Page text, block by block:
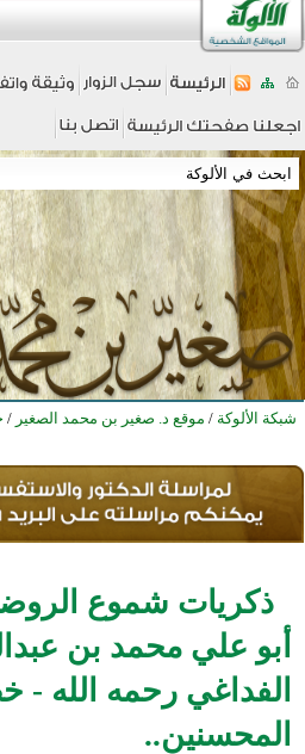
شبكة الألوكة / موقع د. صغير بن محمد الصغير /
أبو علي محمد بن
الفداغي رحمه الله -
المحسنين..